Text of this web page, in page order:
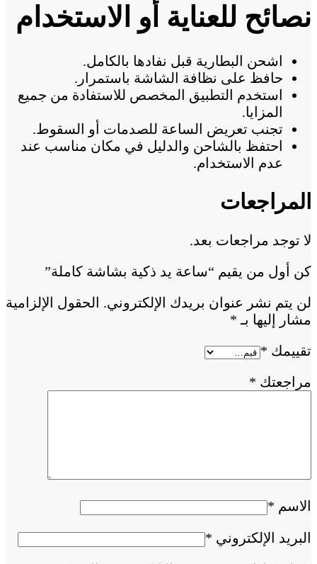
نصائح للعناية أو الاستخدام
اشحن البطارية قبل نفادها بالكامل.
حافظ على نظافة الشاشة باستمرار.
استخدم التطبيق المخصص للاستفادة من جميع
المزايا.
تجنب تعريض الساعة للصدمات أو السقوط.
احتفظ بالشاحن والدليل في مكان مناسب عند
عدم الاستخدام.
المراجعات
لا توجد مراجعات بعد.
كن أول من يقيم “ساعة يد ذكية بشاشة كاملة”
لن يتم نشر عنوان بريدك الإلكتروني. الحقول الإلزامية
مشار إليها بـ *
تقييمك *
مراجعتك *
الاسم *
البريد الإلكتروني *